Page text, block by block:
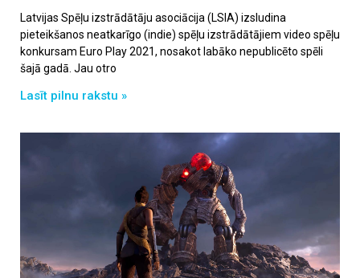
Latvijas Spēļu izstrādātāju asociācija (LSIA) izsludina
pieteikšanos neatkarīgo (indie) spēļu izstrādātājiem video spēļu
konkursam Euro Play 2021, nosakot labāko nepublicēto spēli
šajā gadā. Jau otro
Lasīt pilnu rakstu »